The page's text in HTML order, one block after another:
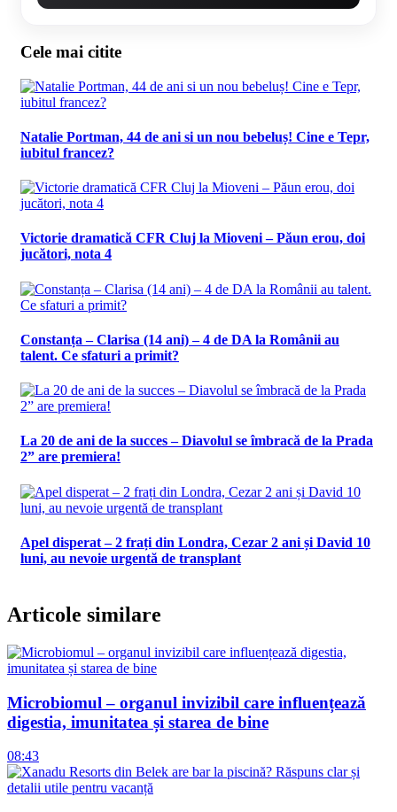
Cele mai citite
Natalie Portman, 44 de ani si un nou bebeluș! Cine e Tepr,
iubitul francez?
Victorie dramatică CFR Cluj la Mioveni – Păun erou, doi
jucători, nota 4
Constanța – Clarisa (14 ani) – 4 de DA la Românii au
talent. Ce sfaturi a primit?
La 20 de ani de la succes – Diavolul se îmbracă de la Prada
2” are premiera!
Apel disperat – 2 frați din Londra, Cezar 2 ani și David 10
luni, au nevoie urgentă de transplant
Articole similare
Microbiomul – organul invizibil care influențează
digestia, imunitatea și starea de bine
08:43